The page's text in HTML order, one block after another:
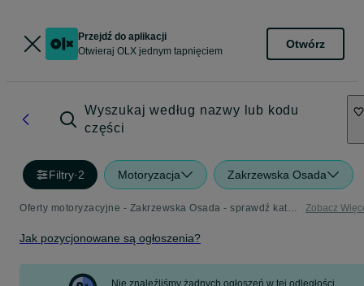
Przejdź do aplikacji
Otwieraj OLX jednym tapnięciem
Otwórz
Wyszukaj według nazwy lub kodu
części
Filtry·2 Motoryzacja Zakrzewska Osada
Oferty motoryzacyjne - Zakrzewska Osada - sprawdź kategorię Motoryzacja Zobacz
Jak pozycjonowane są ogłoszenia?
Nie znaleźliśmy żadnych ogłoszeń w tej odległości.